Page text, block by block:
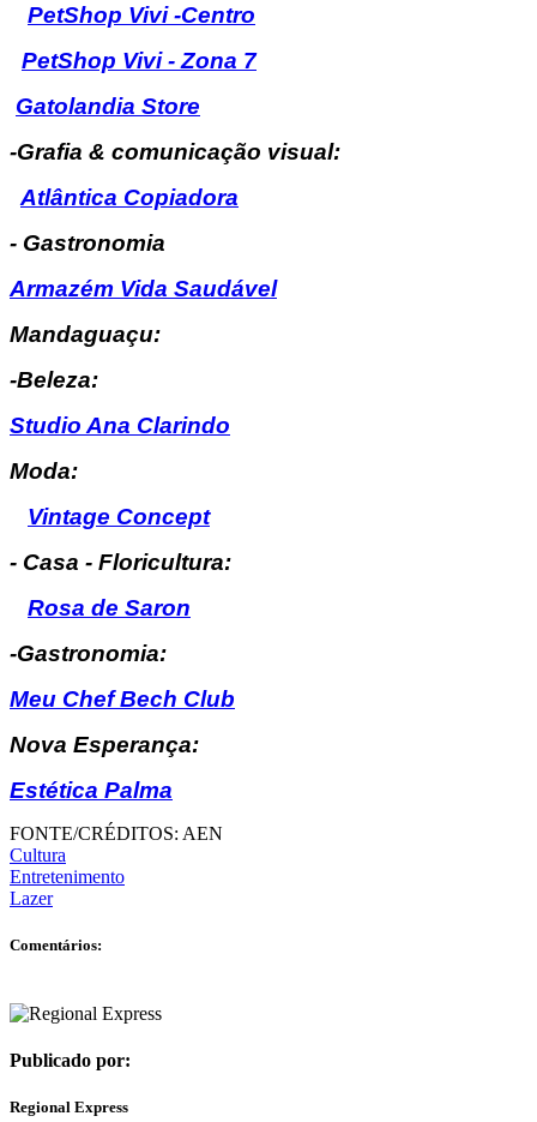
PetShop Vivi -Centro
PetShop Vivi - Zona 7
Gatolandia Store
-Grafia & comunicação visual:
Atlântica Copiadora
- Gastronomia
Armazém Vida Saudável
Mandaguaçu:
-Beleza:
Studio Ana Clarindo
Moda:
Vintage Concept
- Casa - Floricultura:
Rosa de Saron
-Gastronomia:
Meu Chef Bech Club
Nova Esperança:
Estética Palma
FONTE/CRÉDITOS: AEN
Cultura
Entretenimento
Lazer
Comentários:
Publicado por:
Regional Express